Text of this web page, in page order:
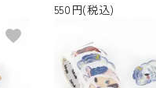
550円(税込)
favorite